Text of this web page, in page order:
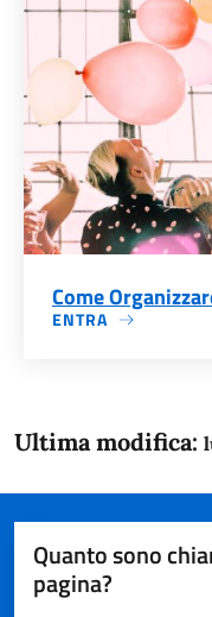
Come
ENTRA
Ultima modifica:
Quanto sono
pagina?